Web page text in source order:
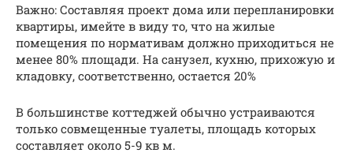
Важно: Составляя проект дома или перепланировки
квартиры, имейте в виду то, что на жилые
помещения по нормативам должно приходиться не
менее 80% площади. На санузел, кухню, прихожую и
кладовку, соответственно, остается 20%
В большинстве коттеджей обычно устраиваются
только совмещенные туалеты, площадь которых
составляет около 5-9 кв м.